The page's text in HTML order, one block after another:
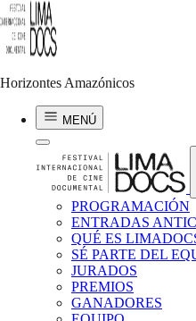
Horizontes Amazónicos
MENÚ
PROGRAMACIÓN
ENTRADAS
QUÉ ES
SÉ PARTE DEL
JURADOS
PREMIOS
GANADORES
Gustavo Carrasco Zuñiga
ENDÉMICOS
2025 | 17.45 min | Perú